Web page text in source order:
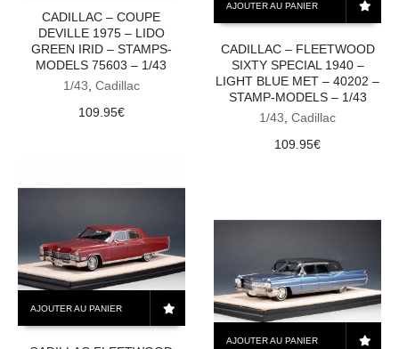
CADILLAC – COUPE
DEVILLE 1975 – LIDO
GREEN IRID – STAMPS-
MODELS 75603 – 1/43
1/43, Cadillac
109.95€
AJOUTER AU PANIER
CADILLAC – FLEETWOOD
SIXTY SPECIAL 1940 –
LIGHT BLUE MET – 40202 –
STAMP-MODELS – 1/43
1/43,Cadillac
109.95€
AJOUTER AU PANIER
AJOUTER AU PANIER